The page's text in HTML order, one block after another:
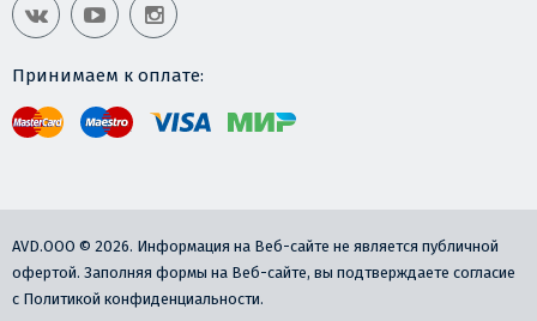
Принимаем к оплате:
AVD.OOO © 2026. Информация на Веб-сайте не является публичной
офертой. Заполняя формы на Веб-сайте, вы подтверждаете согласие
с Политикой конфиденциальности.